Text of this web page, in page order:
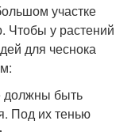
участке
Чтобы у растений
для чеснока
должны быть
Под их тенью